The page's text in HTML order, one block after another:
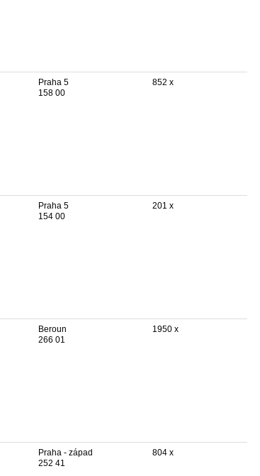
Praha 5
158 00
852 x
Praha 5
154 00
201 x
Beroun
266 01
1950 x
Praha - západ
252 41
804 x